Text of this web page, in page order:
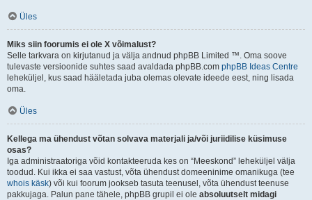
Üles
Miks siin foorumis ei ole X võimalust?
Selle tarkvara on kirjutanud ja välja andnud phpBB Limited ™. Oma soove
tulevaste versioonide suhtes saad avaldada phpBB.com phpBB Ideas Centre
leheküljel, kus saad hääletada juba olemas olevate ideede eest, ning lisada
oma.
Üles
Kellega ma ühendust võtan solvava materjali ja/või juriidilise küsimuse
osas?
Iga administraatoriga võid kontakteeruda kes on “Meeskond” leheküljel välja
toodud. Kui ikka ei saa vastust, võta ühendust domeeninime omanikuga (tee
whois käsk) või kui foorum jookseb tasuta teenusel, võta ühendust teenuse
pakkujaga. Palun pane tähele, phpBB grupil ei ole absoluutselt midagi